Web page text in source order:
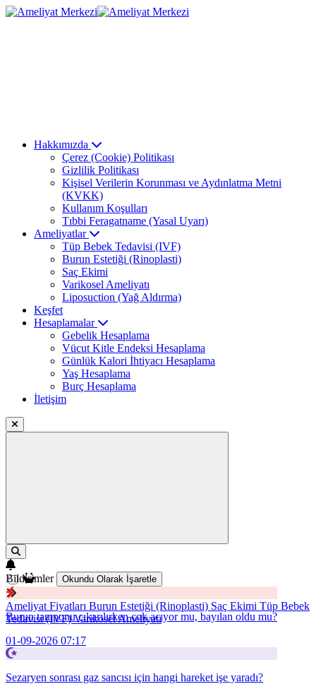
Hakkımızda
Çerez (Cookie) Politikası
Gizlilik Politikası
Kişisel Verilerin Korunması ve Aydınlatma Metni
(KVKK)
Kullanım Koşulları
Tıbbi Feragatname (Yasal Uyarı)
Ameliyatlar
Tüp Bebek Tedavisi (IVF)
Burun Estetiği (Rinoplasti)
Saç Ekimi
Varikosel Ameliyatı
Liposuction (Yağ Aldırma)
Keşfet
Hesaplamalar
Gebelik Hesaplama
Vücut Kitle Endeksi Hesaplama
Günlük Kalori İhtiyacı Hesaplama
Yaş Hesaplama
Burç Hesaplama
İletişim
Bildirimler Okundu Olarak İşaretle
Burun tamponu çıkarılırken çok acıyor mu, bayılan oldu mu?
01-09-2026 07:17
Sezaryen sonrası gaz sancısı için hangi hareket işe yaradı?
Ameliyat Fiyatları Burun Estetiği (Rinoplasti) Saç Ekimi Tüp Bebek
Tedavisi (IVF)Varikosel Ameliyatı